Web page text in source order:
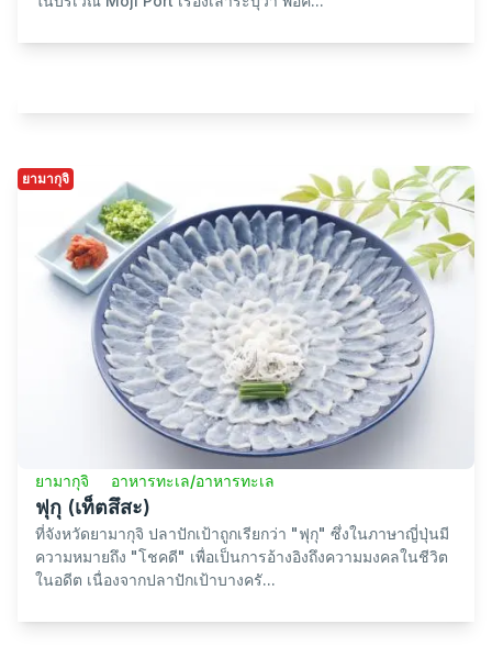
ยามากุจิ อาหารทะเล/อาหารทะเล
ปลาอิวาชิอุรุเมะตากแห้ง
ปลาอิวาชิเป็นปลาที่เน่าเสียง่ายและอ่อนแอ จนได้รับชื่อที่แปลว่า
"ปลาที่ตายง่าย" ในภาษาญี่ปุ่น ส่วน "อุรุเมะ" หมายถึงดวงตาที่ดู
เป็นประกาย ซึ่งตั้งชื่อตามลักษณะ...